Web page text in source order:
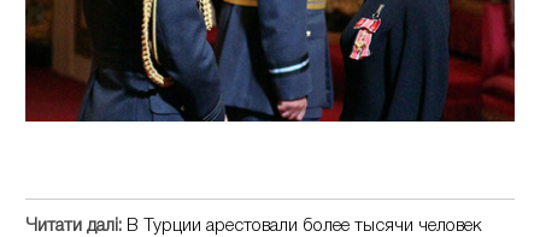
Читати далі: В Турции арестовали более тысячи человек